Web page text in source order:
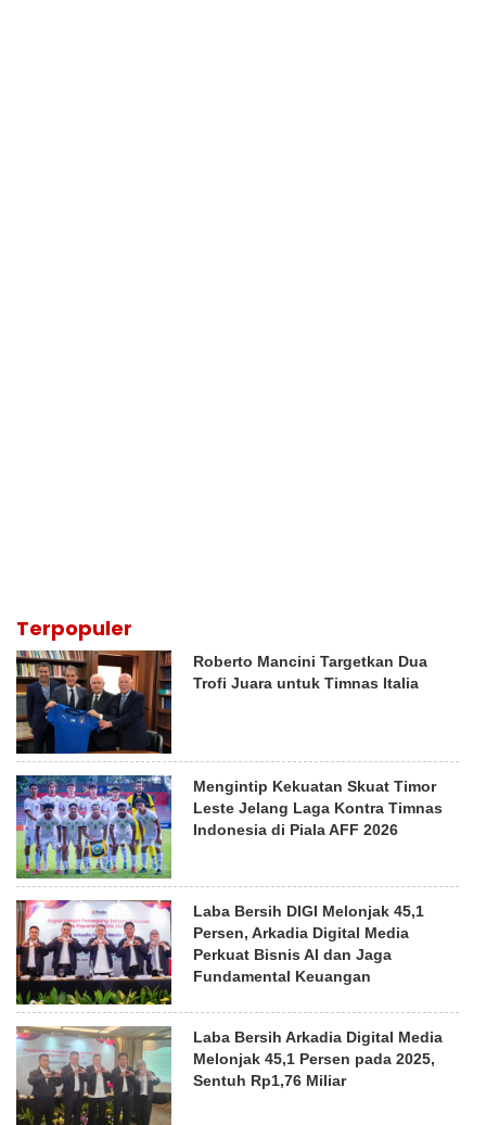
Terpopuler
Roberto Mancini Targetkan Dua
Trofi Juara untuk Timnas Italia
Mengintip Kekuatan Skuat Timor
Leste Jelang Laga Kontra Timnas
Indonesia di Piala AFF 2026
Laba Bersih DIGI Melonjak 45,1
Persen, Arkadia Digital Media
Perkuat Bisnis AI dan Jaga
Fundamental Keuangan
Laba Bersih Arkadia Digital Media
Melonjak 45,1 Persen pada 2025,
Sentuh Rp1,76 Miliar